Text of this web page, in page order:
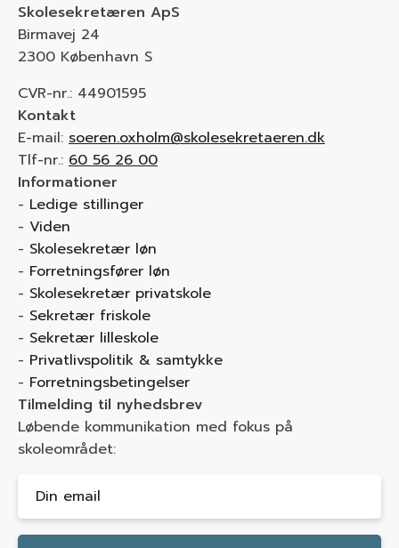
Skolesekretæren ApS
Birmavej 24
2300 København S
CVR-nr.: 44901595
Kontakt
E-mail: soeren.oxholm@skolesekretaeren.dk
Tlf-nr.: 60 56 26 00
Informationer
Ledige stillinger
Viden
Skolesekretær løn
Forretningsfører løn
Skolesekretær privatskole
Sekretær friskole
Sekretær lilleskole
Privatlivspolitik & samtykke
Forretningsbetingelser
Tilmelding til nyhedsbrev
Løbende kommunikation med fokus på
skoleområdet: